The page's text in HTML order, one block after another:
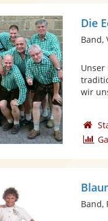
Die
Band,
wir
Band,